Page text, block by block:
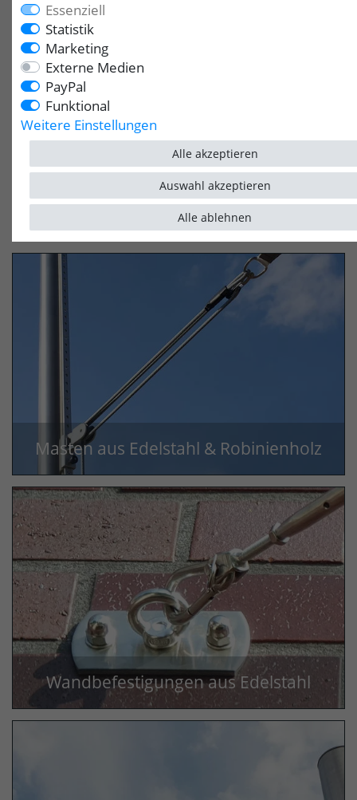
Sonnensegel-Sets für Kitas
Masten aus Edelstahl & Robinienholz
Wandbefestigungen aus Edelstahl
Essenziell
Statistik
Marketing
Externe Medien
PayPal
Funktional
Weitere Einstellungen
Alle akzeptieren
Alle ablehnen
Auswahl akzeptieren